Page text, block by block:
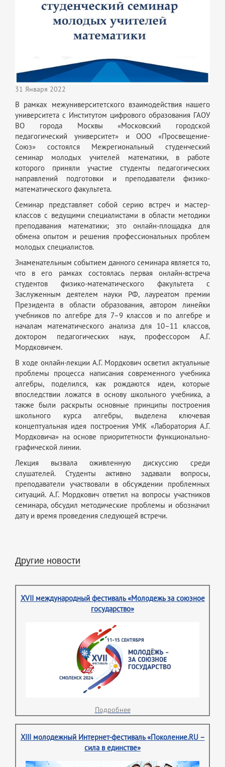
31 Января 2022
В рамках межуниверситетского взаимодействия нашего
университета с Институтом цифрового образования ГАОУ
ВО города Москвы «Московский городской
педагогический университет» и ООО «Просвещение-
Союз» состоялся Межрегиональный студенческий
семинар молодых учителей математики, в работе
которого приняли участие студенты педагогических
направлений подготовки и преподаватели физико-
математического факультета.
Семинар представляет собой серию встреч и мастер-
классов с ведущими специалистами в области методики
преподавания математики; это онлайн-площадка для
обмена опытом и решения профессиональных проблем
молодых специалистов.
Знаменательным событием данного семинара является то,
что в его рамках состоялась первая онлайн-встреча
студентов физико-математического факультета с
Заслуженным деятелем науки РФ, лауреатом премии
Президента в области образования, автором линейки
учебников по алгебре для 7–9 классов и по алгебре и
началам математического анализа для 10–11 классов,
доктором педагогических наук, профессором А.Г.
Мордковичем.
В ходе онлайн-лекции А.Г. Мордкович осветил актуальные
проблемы процесса написания современного учебника
алгебры, поделился, как рождаются идеи, которые
впоследствии ложатся в основу школьного учебника, а
также были раскрыты основные принципы построения
школьного курса алгебры, выделена ключевая
концептуальная идея построения УМК «Лаборатория А.Г.
Мордковича» на основе приоритетности функционально-
графической линии.
Лекция вызвала оживленную дискуссию среди
слушателей. Студенты активно задавали вопросы,
преподаватели участвовали в обсуждении проблемных
ситуаций. А.Г. Мордкович ответил на вопросы участников
семинара, обсудил методические проблемы и обозначил
дату и время проведения следующей встречи.
Другие новости
XVII международный фестиваль «Молодежь за союзное
государство»
Подробнее
XIII молодежный Интернет-фестиваль «Поколение.RU –
сила в единстве»